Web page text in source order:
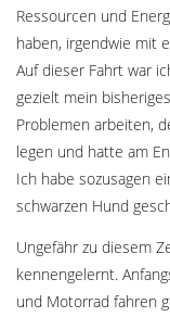
Ressourcen und
haben, irgendwie mit
Auf dieser Fahrt war
gezielt mein
Problemen arbeiten,
legen und hatte am
Ich habe sozusagen
schwarzen Hund
Ungefähr zu diesem
kennengelernt.
und Motorrad fahren